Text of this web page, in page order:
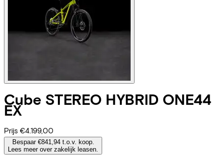
Cube STEREO HYBRID ONE44
EX
Prijs €4.199,00
Bespaar €841,94 t.o.v. koop.
Lees meer over zakelijk leasen.